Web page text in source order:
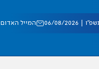
08/2026 המייל האדום